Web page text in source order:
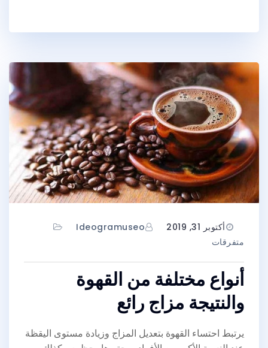
أكتوبر 31, 2019
Ideogramuseo
متفرقات
أنواع مختلفة من القهوة
والنتيجة مزاج رائع
يرتبط احتساء القهوة بتعديل المزاج وزيادة مستوى اليقظة